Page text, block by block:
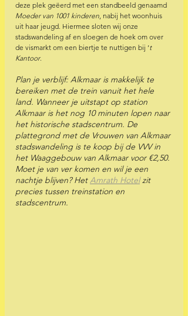
deze plek geëerd met een standbeeld genaamd
Moeder van 1001 kinderen, nabij het woonhuis
uit haar jeugd. Hiermee sloten wij onze
stadswandeling af en sloegen de hoek om over
de vismarkt om een biertje te nuttigen bij ’t
Kantoor.
Plan je verblijf: Alkmaar is makkelijk te
bereiken met de trein vanuit het hele
land. Wanneer je uitstapt op station
Alkmaar is het nog 10 minuten lopen naar
het historische stadscentrum. De
plattegrond met de Vrouwen van Alkmaar
stadswandeling is te koop bij de VVV in
het Waaggebouw van Alkmaar voor €2,50.
Moet je van ver komen en wil je een
nachtje blijven? Het Amrath Hotel zit
precies tussen treinstation en
stadscentrum.